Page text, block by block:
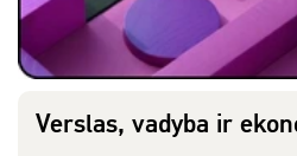
Verslas, vadyba ir